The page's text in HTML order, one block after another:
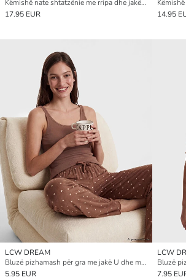
Këmishë nate shtatzënie me rripa dhe jakë në formë V-je për gra
17.95 EUR
14.95
LCW DREAM
Bluzë pizhamash për gra me jakë U dhe me vija
5.95 EUR
LCW
7.95